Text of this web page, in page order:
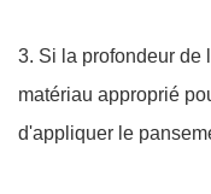
3. Si la profondeur de
matériau approprié
d'appliquer le